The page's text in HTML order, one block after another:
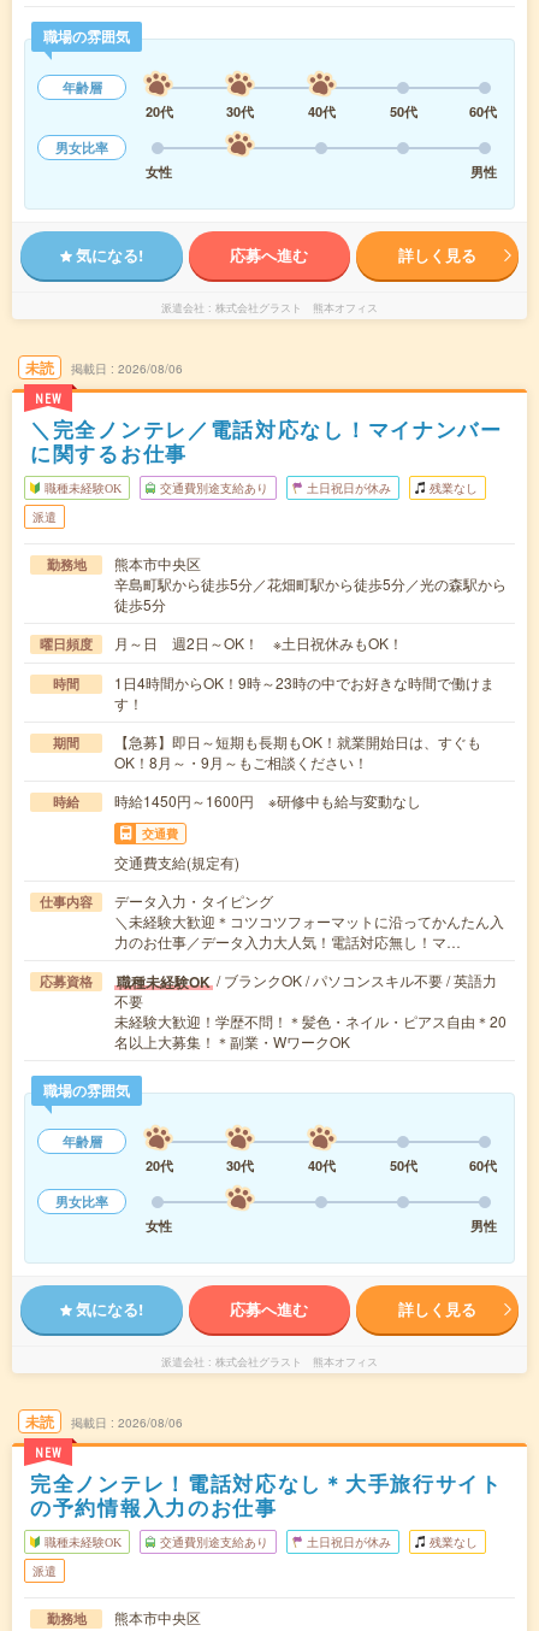
職場の雰囲気
年齢層
20代
30代 40代 50代
60代
男女比率
女性
男性
気になる! 応募へ進む 詳しく見る
派遣会社 株式会社グラスト 熊本オフィス
未読
NEW
掲載日 2026/08/06
＼完全ノンテレ／電話対応なし！マイナンバー
に関するお仕事
職種未経験OK 交通費別途支給あり 土日祝日が休み 残業なし
派遣
勤務地
熊本市中央区
辛島町駅から徒歩5分／花畑町駅から徒歩5分／光の森駅から
徒歩5分
曜日頻度 月～日 週2日～OK！ ※土日祝休みもOK！
時間
1日4時間からOK！9時～23時の中でお好きな時間で働けま
す！
期間
【急募】即日～短期も長期もOK！就業開始日は、すぐも
OK！8月～・9月～もご相談ください！
時給 時給1450円～1600円 ※研修中も給与変動なし
交通費
交通費支給(規定有)
仕事内容
データ入力・タイピング
＼未経験大歓迎＊コツコツフォーマットに沿ってかんたん入
力のお仕事／データ入力大人気！電話対応無し！マ…
応募資格 職種未経験OK / ブランクOK / パソコンスキル不要 / 英語力
不要
未経験大歓迎！学歴不問！＊髪色・ネイル・ピアス自由＊20
名以上大募集！＊副業・WワークOK
職場の雰囲気
年齢層
20代
30代 40代 50代
60代
男女比率
女性
男性
気になる! 応募へ進む 詳しく見る
派遣会社 株式会社グラスト 熊本オフィス
未読
NEW
掲載日 2026/08/06
完全ノンテレ！電話対応なし＊大手旅行サイト
の予約情報入力のお仕事
職種未経験OK 交通費別途支給あり 土日祝日が休み 残業なし
派遣
勤務地
熊本市中央区